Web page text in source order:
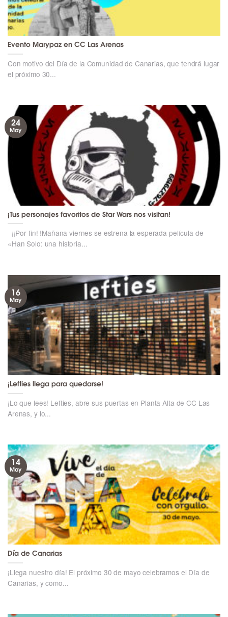
Evento Marypaz en CC Las Arenas
Con motivo del Día de la Comunidad de Canarias, que tendrá lugar
el próximo 30...
¡Tus personajes favoritos de Star Wars nos visitan!
¡¡Por fin! !Mañana viernes se estrena la esperada película de
«Han Solo: una historia...
24
May
¡Lefties llega para quedarse!
¡Lo que lees! Lefties, abre sus puertas en Planta Alta de CC Las
Arenas, y lo...
16
May
Día de Canarias
¡Llega nuestro día! El próximo 30 de mayo celebramos el Día de
Canarias, y como...
14
May